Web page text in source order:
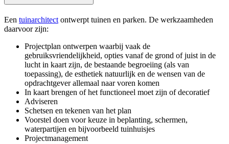
Een tuinarchitect ontwerpt tuinen en parken. De werkzaamheden
daarvoor zijn:
Projectplan ontwerpen waarbij vaak de
gebruiksvriendelijkheid, opties vanaf de grond of juist in de
lucht in kaart zijn, de bestaande begroeiing (als van
toepassing), de esthetiek natuurlijk en de wensen van de
opdrachtgever allemaal naar voren komen
In kaart brengen of het functioneel moet zijn of decoratief
Adviseren
Schetsen en tekenen van het plan
Voorstel doen voor keuze in beplanting, schermen,
waterpartijen en bijvoorbeeld tuinhuisjes
Projectmanagement